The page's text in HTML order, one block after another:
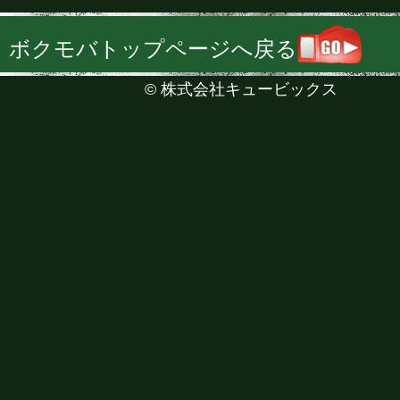
ボクモバトップページへ戻る
© 株式会社キュービックス